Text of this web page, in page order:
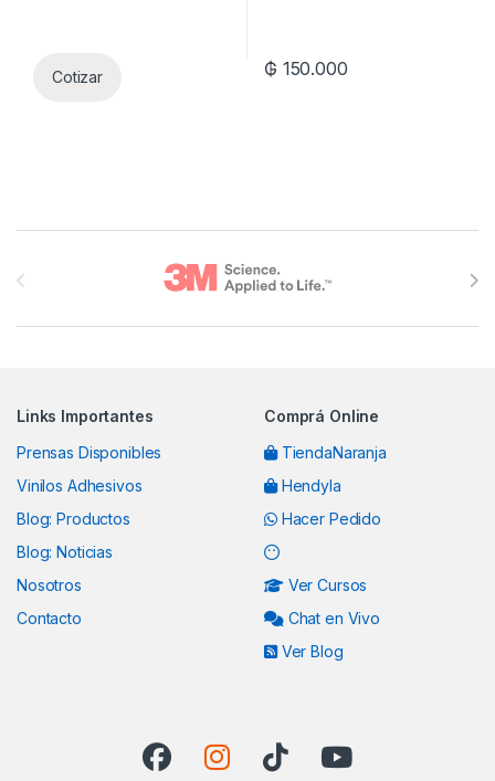
Cotizar ₲ 150.000
Links Importantes
Prensas Disponibles
Vinilos Adhesivos
Blog: Productos
Blog: Noticias
Nosotros
Contacto
Comprá Online
TiendaNaranja
Hendyla
Hacer Pedido
Ver Cursos
Chat en Vivo
Ver Blog